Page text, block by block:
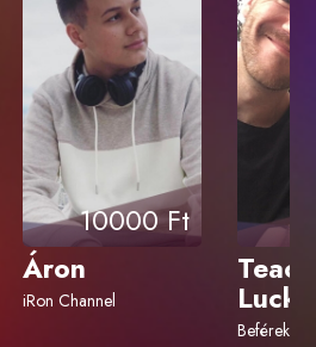
10000 Ft
Áron
iRon Channel Lucky
Beférek a